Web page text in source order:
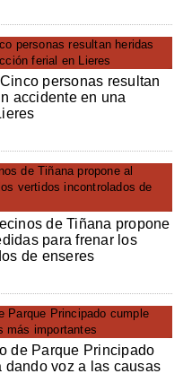
personas resultan
accidente en una
de Tiñana propone
para frenar los
de enseres
de Parque Principado
dando voz a las causas